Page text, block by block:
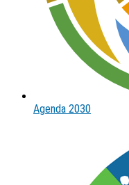
Agenda 2030